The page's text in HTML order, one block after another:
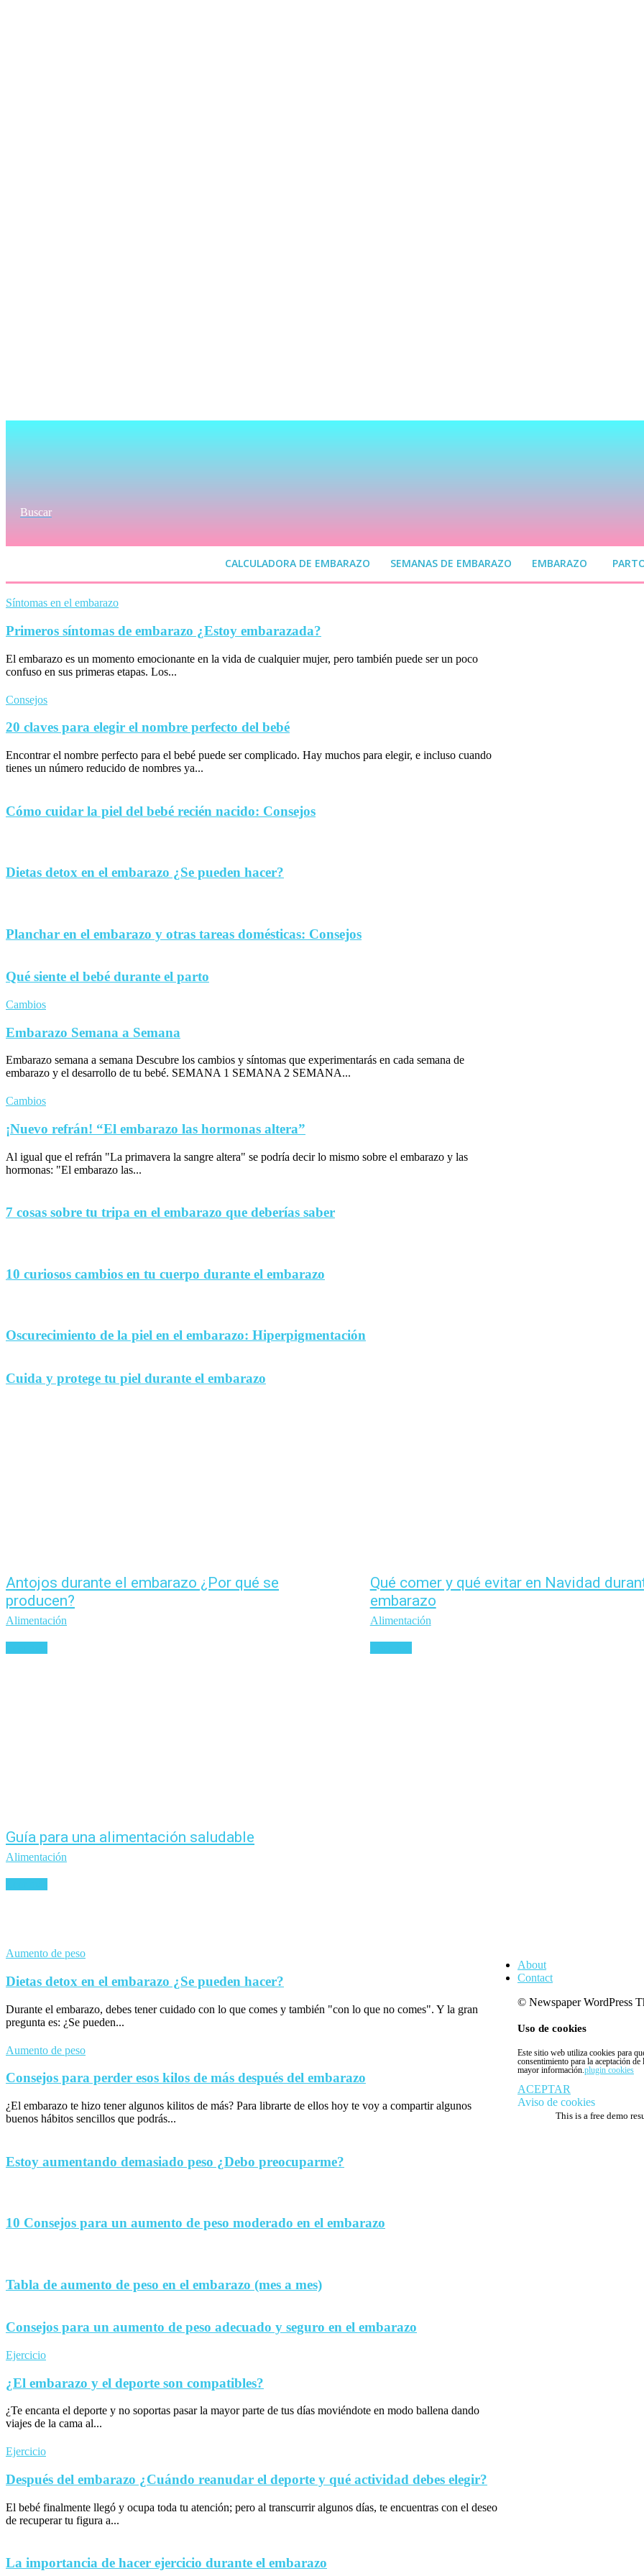
Buscar
CALCULADORA DE EMBARAZO SEMANAS DE EMBARAZO EMBARAZO
Síntomas en el embarazo
Primeros síntomas de embarazo ¿Estoy embarazada?
El embarazo es un momento emocionante en la vida de cualquier mujer, pero también puede ser un poco
confuso en sus primeras etapas. Los...
Consejos
20 claves para elegir el nombre perfecto del bebé
Encontrar el nombre perfecto para el bebé puede ser complicado. Hay muchos para elegir, e incluso cuando
tienes un número reducido de nombres ya...
Cómo cuidar la piel del bebé recién nacido: Consejos
Dietas detox en el embarazo ¿Se pueden hacer?
Planchar en el embarazo y otras tareas domésticas: Consejos
Qué siente el bebé durante el parto
Cambios
Embarazo Semana a Semana
Embarazo semana a semana Descubre los cambios y síntomas que experimentarás en cada semana de
embarazo y el desarrollo de tu bebé. SEMANA 1 SEMANA 2 SEMANA...
Cambios
¡Nuevo refrán! “El embarazo las hormonas altera”
Al igual que el refrán "La primavera la sangre altera" se podría decir lo mismo sobre el embarazo y las
hormonas: "El embarazo las...
7 cosas sobre tu tripa en el embarazo que deberías saber
10 curiosos cambios en tu cuerpo durante el embarazo
Oscurecimiento de la piel en el embarazo: Hiperpigmentación
Cuida y protege tu piel durante el embarazo
Antojos durante el embarazo ¿Por qué se
producen?
Alimentación
Qué comer y qué evitar en Navidad
embarazo
Alimentación
Guía para una alimentación saludable
Alimentación
Aumento de peso
Dietas detox en el embarazo ¿Se pueden hacer?
Durante el embarazo, debes tener cuidado con lo que comes y también "con lo que no comes". Y la gran
pregunta es: ¿Se pueden...
Aumento de peso
Consejos para perder esos kilos de más después del embarazo
¿El embarazo te hizo tener algunos kilitos de más? Para librarte de ellos hoy te voy a compartir algunos
buenos hábitos sencillos que podrás...
Estoy aumentando demasiado peso ¿Debo preocuparme?
10 Consejos para un aumento de peso moderado en el embarazo
Tabla de aumento de peso en el embarazo (mes a mes)
Consejos para un aumento de peso adecuado y seguro en el embarazo
Ejercicio
¿El embarazo y el deporte son compatibles?
¿Te encanta el deporte y no soportas pasar la mayor parte de tus días moviéndote en modo ballena dando
viajes de la cama al...
Ejercicio
Después del embarazo ¿Cuándo reanudar el deporte y qué actividad debes elegir?
El bebé finalmente llegó y ocupa toda tu atención; pero al transcurrir algunos días, te encuentras con el deseo
de recuperar tu figura a...
La importancia de hacer ejercicio durante el embarazo
About
Contact
© Newspaper WordPress
Uso de cookies
Este sitio web utiliza cookies para
consentimiento para la aceptación
mayor información.plugin cookies
ACEPTAR
Aviso de cookies
This is a free demo